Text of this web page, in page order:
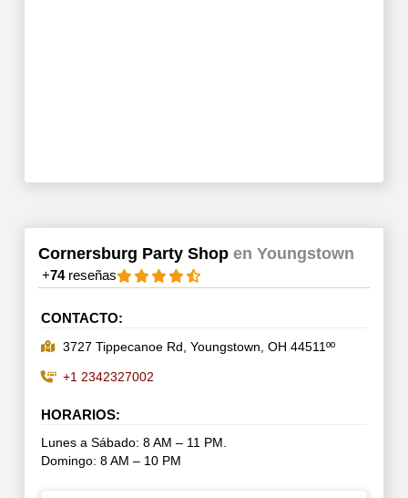
Cornersburg Party Shop en Youngstown
+74reseñas
CONTACTO:
3727 Tippecanoe Rd, Youngstown, OH 44511ºº
+1 2342327002
HORARIOS:
Lunes a Sábado: 8 AM – 11 PM.
Domingo: 8 AM – 10 PM